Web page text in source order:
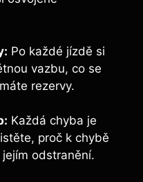
Po každé jízdě si
vazbu, co se
rezervy.
Každá chyba je
proč k chybě
odstranění.